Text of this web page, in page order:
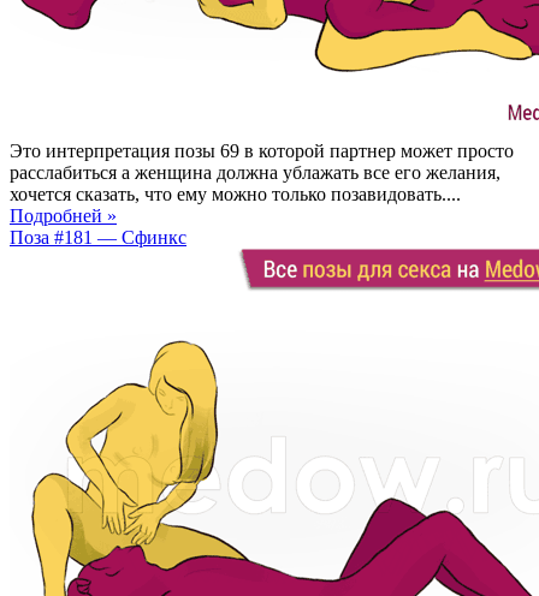
Это интерпретация позы 69 в которой партнер может просто
расслабиться а женщина должна ублажать все его желания,
хочется сказать, что ему можно только позавидовать....
Подробней »
Поза #181 — Сфинкс